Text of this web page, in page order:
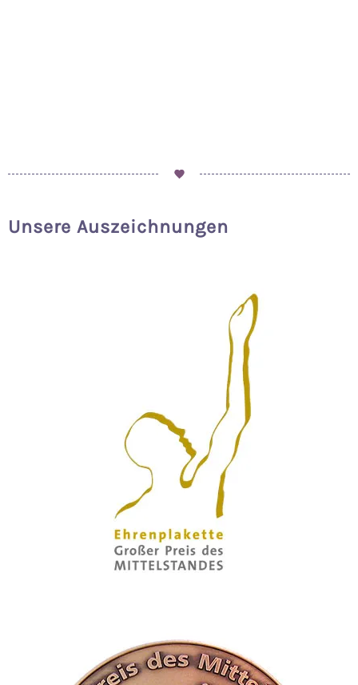
Unsere Auszeichnungen